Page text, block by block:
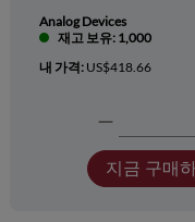
Analog Devices
재고 보유: 1,000
내 가격: US$418.66
지금 구매